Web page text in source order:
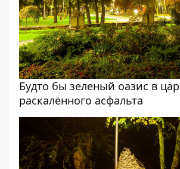
Будто бы зеленый оазис в
раскалённого асфальта